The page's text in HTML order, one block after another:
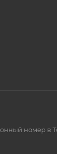
номер в